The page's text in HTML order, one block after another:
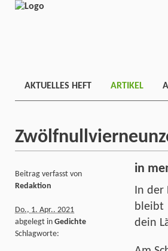
AKTUELLES HEFT ARTIKEL
in
In der
bleibt
dein
Beitrag verfasst von
Redaktion
Do., 1. Apr.. 2021
abgelegt in Gedichte
Schlagworte: